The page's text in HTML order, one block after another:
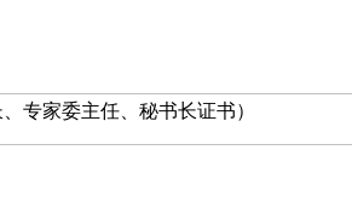
、专家委主任、秘书长证书）